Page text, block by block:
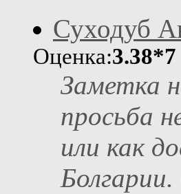
Суходуб
Оценка:3.38*7
Заметка
просьба
или как